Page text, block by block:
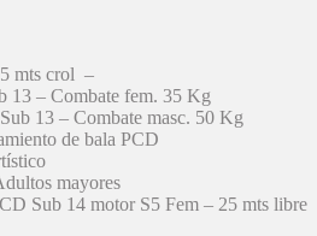
mts crol –
13 – Combate fem. 35 Kg
13 – Combate masc. 50 Kg
de bala PCD
mayores
Sub 14 motor S5 Fem – 25 mts libre